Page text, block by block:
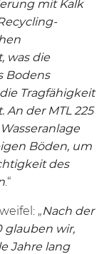
mit Kalk
was die
Bodens
Tragfähigkeit
An der MTL 225
Böden, um
des
.“
„Nach der
glauben wir,
Jahre lang